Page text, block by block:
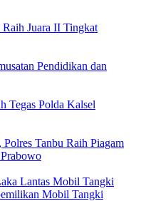
Juara II Tingkat
Pendidikan dan
Tegas Polda Kalsel
Tanbu Raih Piagam
Lantas Mobil Tangki
Mobil Tangki